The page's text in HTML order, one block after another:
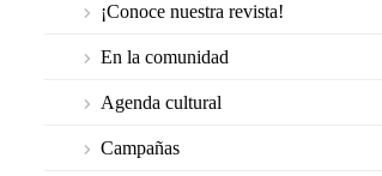
¡Conoce nuestra revista!
En la comunidad
Agenda cultural
Campañas